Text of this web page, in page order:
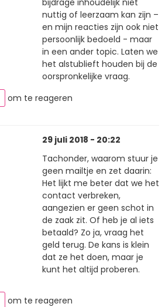
bijdrage inhoudelijk niet
nuttig of leerzaam kan zijn –
en mijn reacties zijn ook niet
persoonlijk bedoeld - maar
in een ander topic. Laten we
het alstublieft houden bij de
oorspronkelijke vraag.
om te reageren
29 juli 2018 - 20:22
Tachonder, waarom stuur je
geen mailtje en zet daarin:
Het lijkt me beter dat we het
contact verbreken,
aangezien er geen schot in
de zaak zit. Of heb je al iets
betaald? Zo ja, vraag het
geld terug. De kans is klein
dat ze het doen, maar je
kunt het altijd proberen.
om te reageren